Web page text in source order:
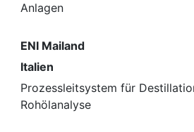
Anlagen
ENI Mailand
Italien
Prozessleitsystem für
Rohölanalyse